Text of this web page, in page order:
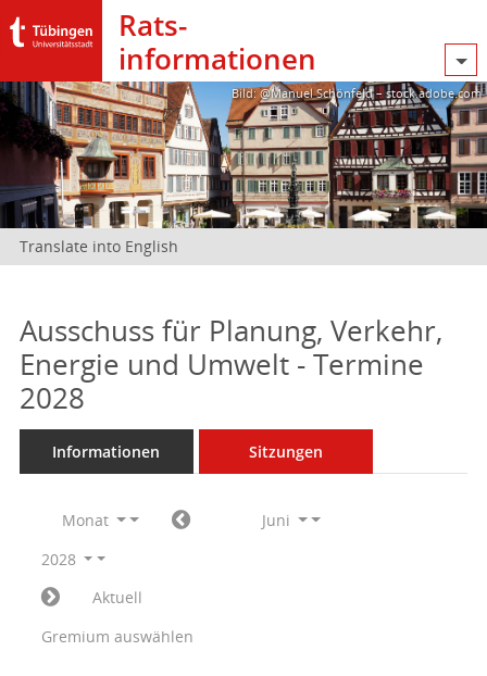
Rats­
informationen
Bild: @Manuel Schönfeld – stock.adobe.com
Translate into English
Ausschuss für Planung, Verkehr,
Energie und Umwelt - Termine
2028
Informationen Sitzungen
Monat
Juni
2028
Aktuell
Gremium auswählen